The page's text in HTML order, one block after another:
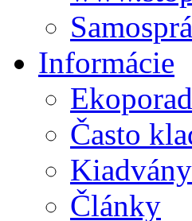
Informácie
Často
Články